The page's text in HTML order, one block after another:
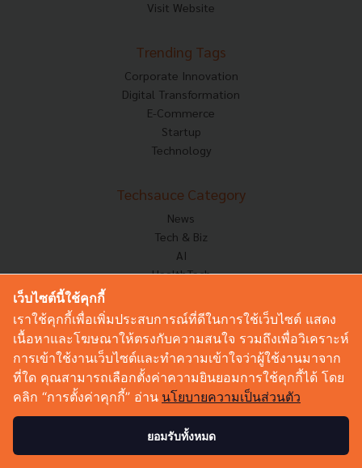
Visit Website
Trending Tags
Corporate Innovation
Digital Transformation
E-Commerce
Startup
Technology
Techsauce Category
News
Tech & Biz
AI
HealthTech
Corp Innov
Saucy Thoughts
Based On
Sustainable
Videos
Podcast
เว็บไซต์นี้ใช้คุกกี้
เราใช้คุกกี้เพื่อเพิ่มประสบการณ์ที่ดีในการใช้เว็บไซต์ แสดง
เนื้อหาและโฆษณาให้ตรงกับความสนใจ รวมถึงเพื่อวิเคราะห์
การเข้าใช้งานเว็บไซต์และทำความเข้าใจว่าผู้ใช้งานมาจาก
ที่ใด คุณสามารถเลือกตั้งค่าความยินยอมการใช้คุกกี้ได้ โดย
คลิก “การตั้งค่าคุกกี้” อ่าน นโยบายความเป็นส่วนตัว
ยอมรับทั้งหมด